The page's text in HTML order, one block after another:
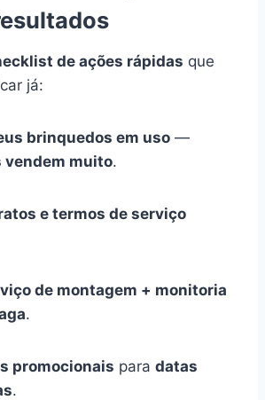
de ações rápidas que
já:
brinquedos em uso —
vendem muito.
e termos de serviço
de montagem + monitoria
.
promocionais para datas
.